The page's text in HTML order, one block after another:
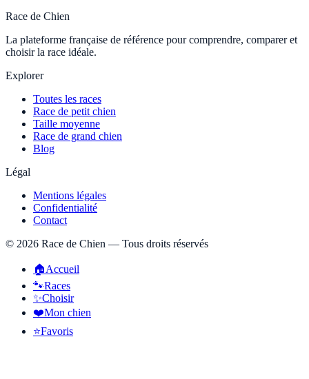
Race de Chien
La plateforme française de référence pour comprendre, comparer et
choisir la race idéale.
Explorer
Toutes les races
Race de petit chien
Taille moyenne
Race de grand chien
Blog
Légal
Mentions légales
Confidentialité
Contact
© 2026 Race de Chien — Tous droits réservés
🏠Accueil
🐾Races
✨Choisir
❤️Mon chien
⭐Favoris